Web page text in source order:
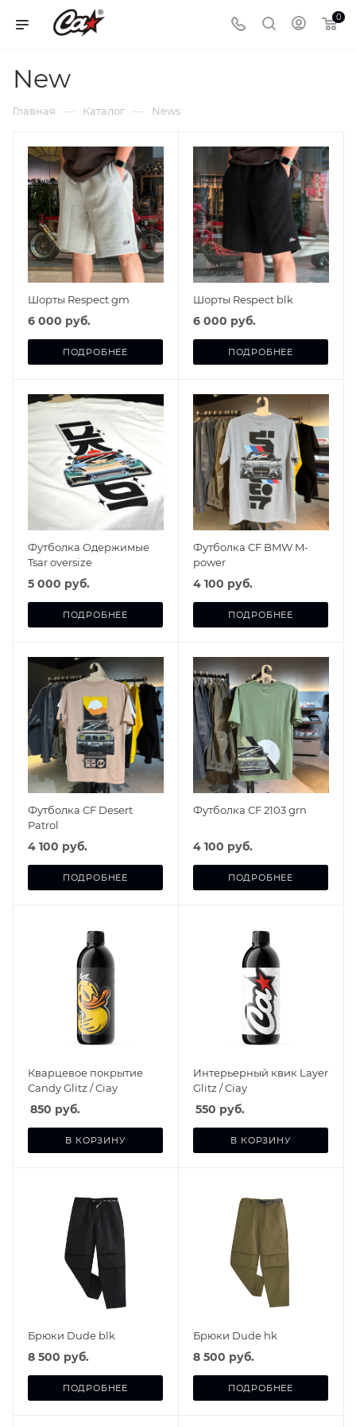
0
New
Главная — Каталог — News
Шорты Respect gm
6 000 руб.
ПОДРОБНЕЕ
Шорты Respect blk
6 000 руб.
ПОДРОБНЕЕ
Футболка Одержимые
Tsar oversize
5 000 руб.
ПОДРОБНЕЕ
Футболка CF BMW M-
power
4 100 руб.
ПОДРОБНЕЕ
Футболка CF Desert
Patrol
4 100 руб.
ПОДРОБНЕЕ
Футболка CF 2103 grn
4 100 руб.
ПОДРОБНЕЕ
Кварцевое покрытие
Candy Glitz / Ciay
850 руб.
В КОРЗИНУ
Интерьерный квик Layer
Glitz / Ciay
550 руб.
В КОРЗИНУ
Брюки Dude blk
8 500 руб.
ПОДРОБНЕЕ
Брюки Dude hk
8 500 руб.
ПОДРОБНЕЕ